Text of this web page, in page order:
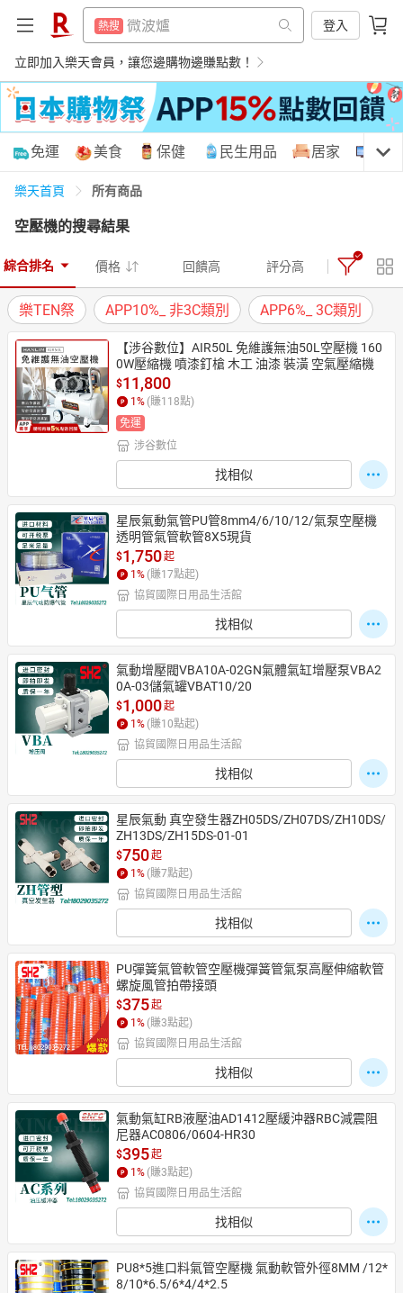
熱搜 吹風機
熱搜 床架
熱搜 抽7777點
熱搜 熱門飯店推薦
登入
立即加入樂天會員，讓您邊購物邊賺點數！
熱搜 吹風機
床架
熱搜 抽7777點
熱搜
熱門飯店推薦
購物網分類
居家生活 3C家電 運動休閒 親子玩具
女裝 男裝
免運 美食 保健 民生用品 居家 3C
樂天首頁 所有商品
空壓機的搜尋結果
綜合排名 價格 回饋高 評分高
樂TEN祭 APP10%_ 非3C類別 APP6%_ 3C類別
【涉谷數位】AIR50L 免維護無油50L空壓機 160
0W壓縮機 噴漆釘槍 木工 油漆 裝潢 空氣壓縮機
$11,800
1 % (賺118點)
免運
涉谷數位
找相似
星辰氣動氣管PU管8mm4/6/10/12/氣泵空壓機
透明管氣管軟管8X5現貨
$1,750起
1 % (賺17點起)
協貿國際日用品生活館
找相似
氣動增壓閥VBA10A-02GN氣體氣缸增壓泵VBA2
0A-03儲氣罐VBAT10/20
$1,000起
1 % (賺10點起)
協貿國際日用品生活館
找相似
星辰氣動 真空發生器ZH05DS/ZH07DS/ZH10DS/
ZH13DS/ZH15DS-01-01
$750起
1 % (賺7點起)
協貿國際日用品生活館
找相似
PU彈簧氣管軟管空壓機彈簧管氣泵高壓伸縮軟管
螺旋風管拍帶接頭
$375起
1 % (賺3點起)
協貿國際日用品生活館
找相似
氣動氣缸RB液壓油AD1412壓緩沖器RBC減震阻
尼器AC0806/0604-HR30
$395起
1 % (賺3點起)
協貿國際日用品生活館
找相似
PU8*5進口料氣管空壓機 氣動軟管外徑8MM /12*
8/10*6.5/6*4/4*2.5